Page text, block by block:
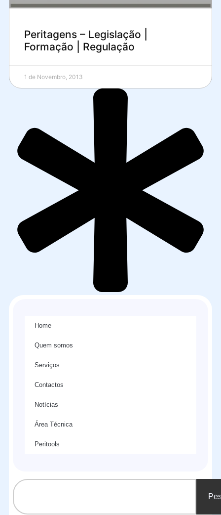
Peritagens – Legislação |
Formação | Regulação
1 de Novembro, 2013
Home
Quem somos
Serviços
Contactos
Notícias
Área Técnica
Peritools